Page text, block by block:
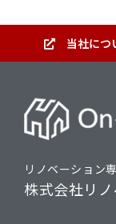
当社につ
リノベーション
株式会社リ